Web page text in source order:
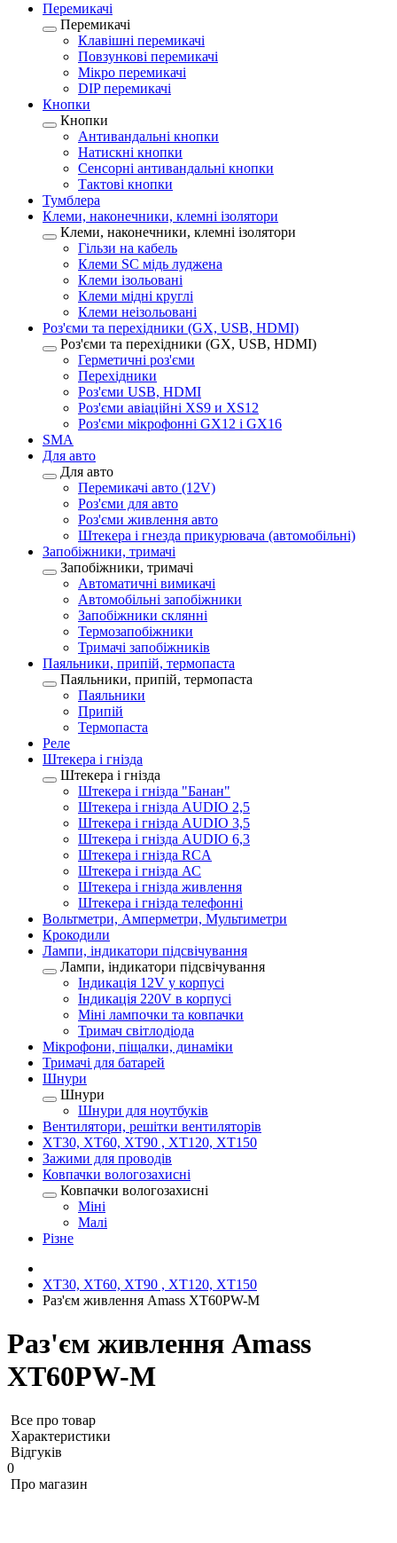
Перемикачі
Перемикачі
Клавішні перемикачі
Повзункові перемикачі
Мікро перемикачі
DIP перемикачі
Кнопки
Кнопки
Антивандальні кнопки
Натискні кнопки
Сенсорні антивандальні кнопки
Тактові кнопки
Тумблера
Клеми, наконечники, клемні ізолятори
Клеми, наконечники, клемні ізолятори
Гільзи на кабель
Клеми SC мідь луджена
Клеми ізольовані
Клеми мідні круглі
Клеми неізольовані
Роз'єми та перехідники (GX, USB, HDMI)
Роз'єми та перехідники (GX, USB, HDMI)
Герметичні роз'єми
Перехідники
Роз'єми USB, HDMI
Роз'єми авіаційні XS9 и XS12
Роз'єми мікрофонні GX12 і GX16
SMA
Для авто
Для авто
Перемикачі авто (12V)
Роз'єми для авто
Роз'єми живлення авто
Штекера і гнезда прикурювача (автомобільні)
Запобіжники, тримачі
Запобіжники, тримачі
Автоматичні вимикачі
Автомобільні запобіжники
Запобіжники склянні
Термозапобіжники
Тримачі запобіжників
Паяльники, припій, термопаста
Паяльники, припій, термопаста
Паяльники
Припій
Термопаста
Реле
Штекера і гнізда
Штекера і гнізда
Штекера і гнізда "Банан"
Штекера і гнізда AUDIO 2,5
Штекера і гнізда AUDIO 3,5
Штекера і гнізда AUDIO 6,3
Штекера і гнізда RCA
Штекера і гнізда АС
Штекера і гнізда живлення
Штекера і гнізда телефонні
Вольтметри, Амперметри, Мультиметри
Крокодили
Лампи, індикатори підсвічування
Лампи, індикатори підсвічування
Індикація 12V у корпусі
Індикація 220V в корпусі
Міні лампочки та ковпачки
Тримач світлодіода
Мікрофони, піщалки, динаміки
Тримачі для батарей
Шнури
Шнури
Шнури для ноутбуків
Вентилятори, решітки вентиляторів
XT30, XT60, XT90 , XT120, XT150
Зажими для проводів
Ковпачки вологозахисні
Ковпачки вологозахисні
Міні
Малі
Різне
XT30, XT60, XT90 , XT120, XT150
Раз'єм живлення Amass XT60PW-M
Раз'єм живлення Amass
XT60PW-M
Все про товар
Характеристики
Відгуків
0
Про магазин